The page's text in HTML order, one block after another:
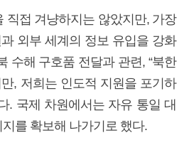
직접 겨냥하지는 않았지만, 가장
외부 세계의 정보 유입을 강화
수해 구호품 전달과 관련, “북한
, 저희는 인도적 지원을 포기하
. 국제 차원에서는 자유 통일 대
를 확보해 나가기로 했다.